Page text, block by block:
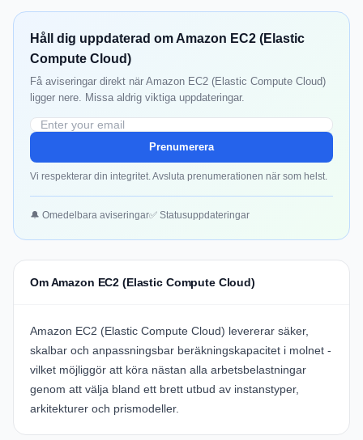
Håll dig uppdaterad om Amazon EC2 (Elastic
Compute Cloud)
Få aviseringar direkt när Amazon EC2 (Elastic Compute Cloud)
ligger nere. Missa aldrig viktiga uppdateringar.
Prenumerera
Vi respekterar din integritet. Avsluta prenumerationen när som helst.
🔔 Omedelbara aviseringar✅ Statusuppdateringar
Om Amazon EC2 (Elastic Compute Cloud)
Amazon EC2 (Elastic Compute Cloud) levererar säker,
skalbar och anpassningsbar beräkningskapacitet i molnet -
vilket möjliggör att köra nästan alla arbetsbelastningar
genom att välja bland ett brett utbud av instanstyper,
arkitekturer och prismodeller.